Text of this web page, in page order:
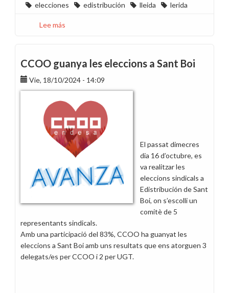
elecciones edistribución lleida lerida
Lee más
EDistribució
Lleida
CCOO guanya les eleccions a Sant Boi
Vie, 18/10/2024 - 14:09
El passat dimecres
dia 16 d’octubre, es
va realitzar les
eleccions sindicals a
Edistribución de Sant
Boi, on s’escolli un
comitè de 5
representants sindicals.
Amb una participació del 83%, CCOO ha guanyat les
eleccions a Sant Boi amb uns resultats que ens atorguen 3
delegats/es per CCOO i 2 per UGT.